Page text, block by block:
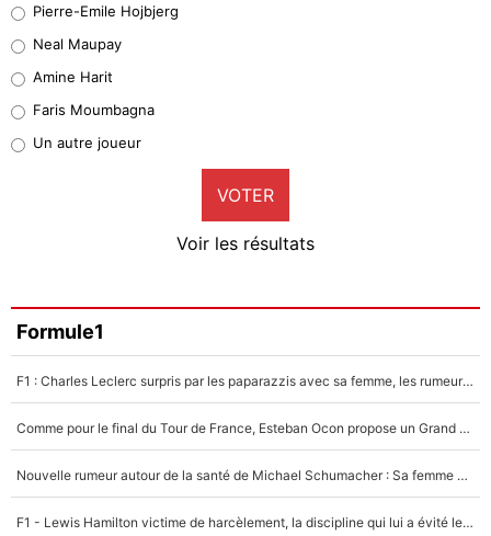
4%
1%
9%
Faris Moumbagna
4%
Un autre joueur
5%
Pierre-Emile Hojbjerg
Neal Maupay
Amine Harit
Faris Moumbagna
Un autre joueur
VOTER
Voir les résultats
Formule1
F1 : Charles Leclerc surpris par les paparazzis avec sa femme, les rumeurs étaient vraies !
Comme pour le final du Tour de France, Esteban Ocon propose un Grand Prix de Formule 1 à Paris : «Autour de l’Arc de Triomphe, ce serait génial» !
Nouvelle rumeur autour de la santé de Michael Schumacher : Sa femme Corinna sort du silence
F1 - Lewis Hamilton victime de harcèlement, la discipline qui lui a évité le pire : «J'aurais probablement mal tourné»